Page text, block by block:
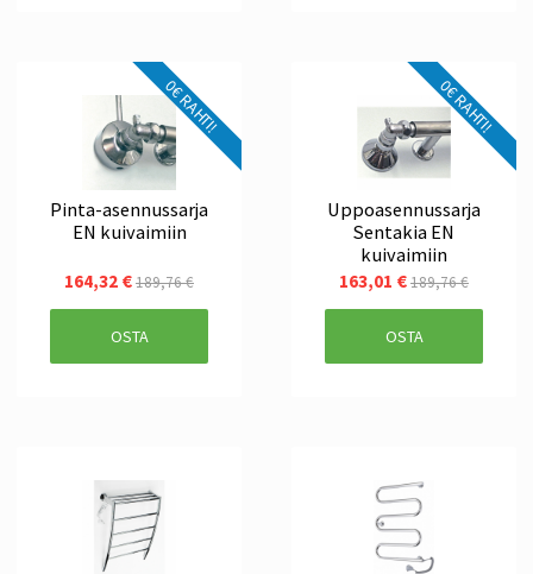
0€ RAHTI!
Pinta-asennussarja
EN kuivaimiin
164,32 €189,76 €
OSTA
0€ RAHTI!
Uppoasennussarja
Sentakia EN
kuivaimiin
163,01 €189,76 €
OSTA